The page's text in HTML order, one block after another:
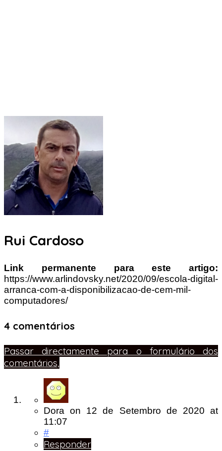
Rui Cardoso
Link permanente para este artigo:
https://www.arlindovsky.net/2020/09/escola-digital-
arranca-com-a-disponibilizacao-de-cem-mil-
computadores/
4 comentários
Passar directamente para o formulário dos
comentários,
Dora on 12 de Setembro de 2020at
11:07
#
Responder